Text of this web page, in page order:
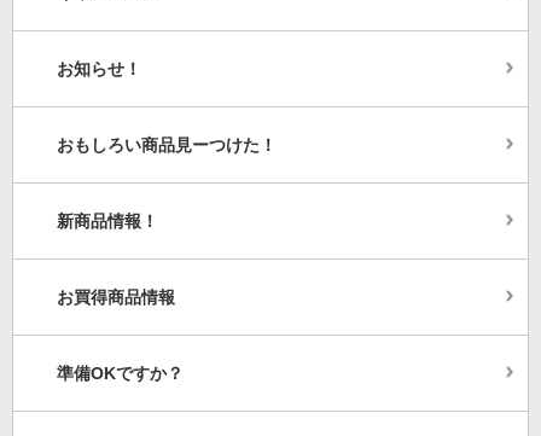
お知らせ！
おもしろい商品見ーつけた！
新商品情報！
お買得商品情報
準備OKですか？